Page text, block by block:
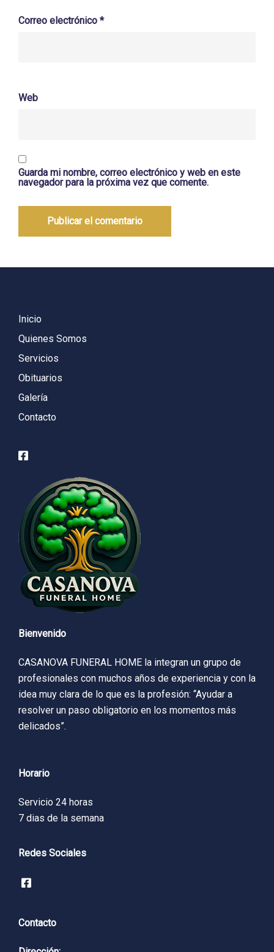
Correo electrónico *
Web
Guarda mi nombre, correo electrónico y web en este
navegador para la próxima vez que comente.
Inicio
Quienes Somos
Servicios
Obituarios
Galería
Contacto
Bienvenido
CASANOVA FUNERAL HOME la integran un grupo de
profesionales con muchos años de experiencia y con la
idea muy clara de lo que es la profesión: “Ayudar a
resolver un paso obligatorio en los momentos más
delicados”.
Horario
Servicio 24 horas
7 dias de la semana
Redes Sociales
Contacto